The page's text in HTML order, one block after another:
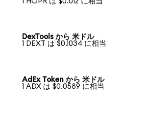
DexTools から 米ドル
1 DEXT は $0.1034 に相当
AdEx Token から 米ドル
1 ADX は $0.0589 に相当